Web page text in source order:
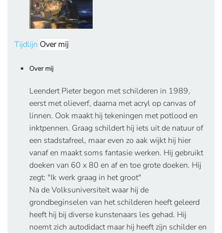
Tijdlijn Over mij
Over mij
Leendert Pieter begon met schilderen in 1989,
eerst met olieverf, daarna met acryl op canvas of
linnen. Ook maakt hij tekeningen met potlood en
inktpennen. Graag schildert hij iets uit de natuur of
een stadstafreel, maar even zo aak wijkt hij hier
vanaf en maakt soms fantasie werken. Hij gebruikt
doeken van 60 x 80 en af en toe grote doeken. Hij
zegt: "Ik werk graag in het groot"
Na de Volksuniversiteit waar hij de
grondbeginselen van het schilderen heeft geleerd
heeft hij bij diverse kunstenaars les gehad. Hij
noemt zich autodidact maar hij heeft zijn schilder en